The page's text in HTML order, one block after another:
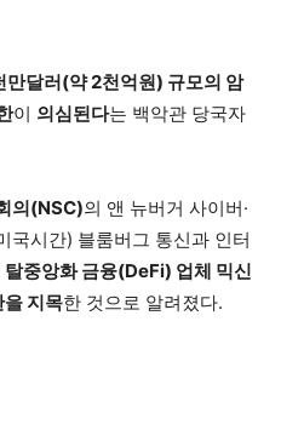
만달러(약 2천억원) 규모의 암
이 의심된다는 백악관 당국자
의(NSC)의 앤 뉴버거 사이버·
국시간) 블룸버그 통신과 인터
탈중앙화 금융(DeFi) 업체 믹신
지목한 것으로 알려졌다.